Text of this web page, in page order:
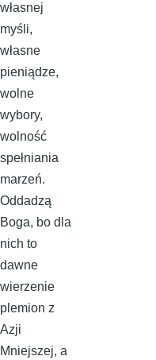
własnej
myśli,
własne
pieniądze,
wolne
wybory,
wolność
spełniania
marzeń.
Oddadzą
Boga, bo dla
nich to
dawne
wierzenie
plemion z
Azji
Mniejszej, a